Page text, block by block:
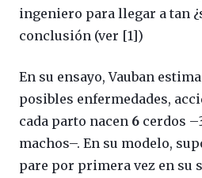
ingeniero para llegar a tan
conclusión (ver [1])
En su ensayo, Vauban
posibles enfermedades,
cada parto nacen 6 cerdos –
machos–. En su modelo,
pare por primera vez en su